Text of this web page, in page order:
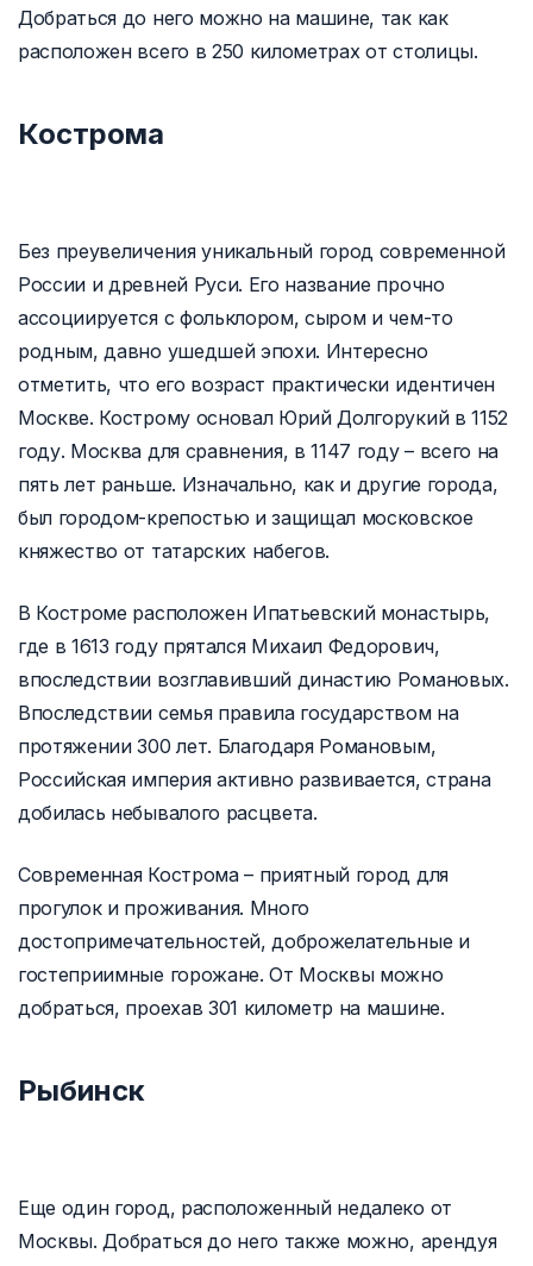
Добраться до него можно на машине, так как
расположен всего в 250 километрах от столицы.
Кострома
Без преувеличения уникальный город современной
России и древней Руси. Его название прочно
ассоциируется с фольклором, сыром и чем-то
родным, давно ушедшей эпохи. Интересно
отметить, что его возраст практически идентичен
Москве. Кострому основал Юрий Долгорукий в 1152
году. Москва для сравнения, в 1147 году – всего на
пять лет раньше. Изначально, как и другие города,
был городом-крепостью и защищал московское
княжество от татарских набегов.
В Костроме расположен Ипатьевский монастырь,
где в 1613 году прятался Михаил Федорович,
впоследствии возглавивший династию Романовых.
Впоследствии семья правила государством на
протяжении 300 лет. Благодаря Романовым,
Российская империя активно развивается, страна
добилась небывалого расцвета.
Современная Кострома – приятный город для
прогулок и проживания. Много
достопримечательностей, доброжелательные и
гостеприимные горожане. От Москвы можно
добраться, проехав 301 километр на машине.
Рыбинск
Еще один город, расположенный недалеко от
Москвы. Добраться до него также можно, арендуя